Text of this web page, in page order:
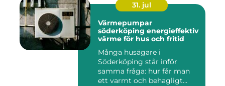
31. jul
Värmepumpar
söderköping energieffektiv
värme för hus och fritid
Många husägare i
Söderköping står inför
samma fråga: hur får man
ett varmt och behagligt